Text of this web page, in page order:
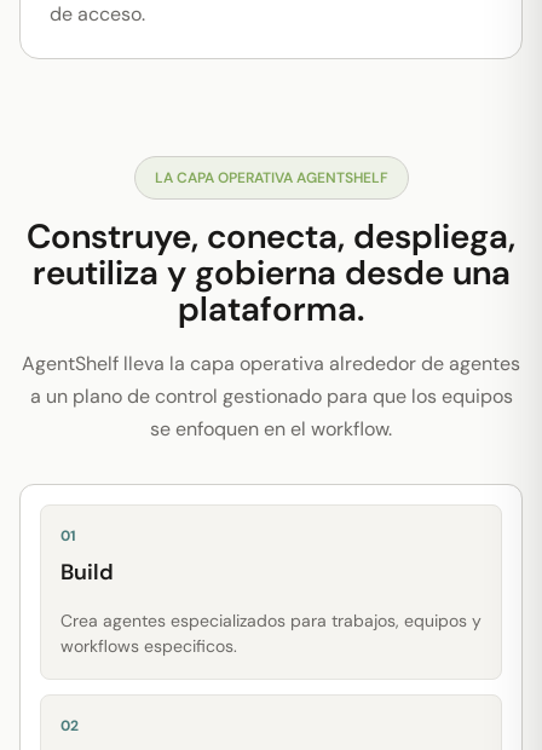
de acceso.
LA CAPA OPERATIVA AGENTSHELF
Construye, conecta, despliega,
reutiliza y gobierna desde una
plataforma.
AgentShelf lleva la capa operativa alrededor de agentes
a un plano de control gestionado para que los equipos
se enfoquen en el workflow.
01
Build
Crea agentes especializados para trabajos, equipos y
workflows especificos.
02